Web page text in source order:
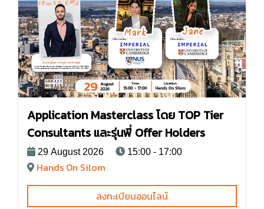
Application Masterclass โดย TOP Tier
Consultants และรุ่นพี่ Offer Holders
29 August 2026 15:00 - 17:00
Hands On Silom
ลงทะเบียนออนไลน์